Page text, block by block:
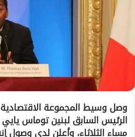
وصل وسيط المجموعة الاقتصادية
الرئيس السابق لبنين توماس
مساء الثلاثاء، وأعلن لدى وصول